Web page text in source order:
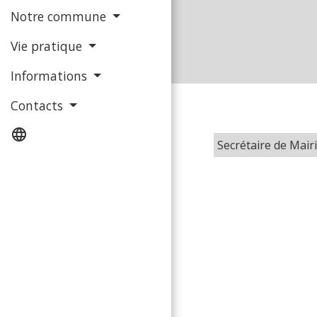
Notre commune
Vie pratique
Informations
Contacts
language
Secrétaire de